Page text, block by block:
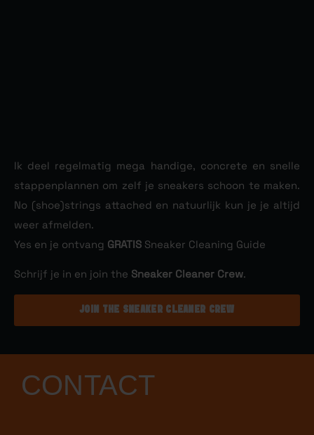
Ik deel regelmatig mega handige, concrete en snelle
stappenplannen om zelf je sneakers schoon te maken.
No (shoe)strings attached en natuurlijk kun je je altijd
weer afmelden.
Yes en je ontvang GRATISSneaker Cleaning Guide
Schrijf je in en join the Sneaker Cleaner Crew.
JOIN THE SNEAKER CLEANER CREW
CONTACT